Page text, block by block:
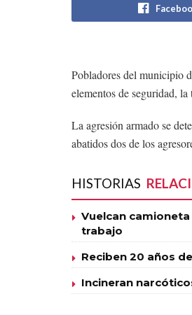
Pobladores del municipio
elementos de seguridad,
La agresión armado se
abatidos dos de los
HISTORIAS
Vuelcan
trabajo
Reciben 20 años
Incineran